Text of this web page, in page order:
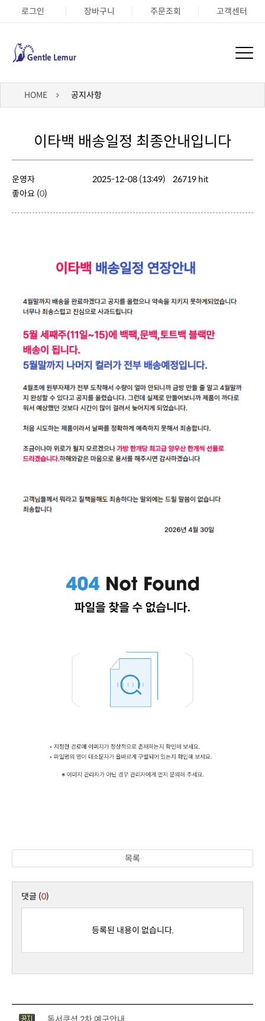
로그인 장바구니 주문조회 고객센터
HOME 공지사항
이타백 배송일정 최종안내입니다
운영자 2025-12-08 (13:49)
26719 hit
좋아요 (0)
목록
댓글 (0)
등록된 내용이 없습니다.